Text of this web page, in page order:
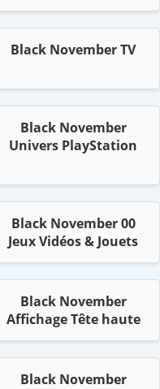
Black November TV
Black November
Univers PlayStation
Black November 00
Jeux Vidéos & Jouets
Black November
Affichage Tête haute
Black November